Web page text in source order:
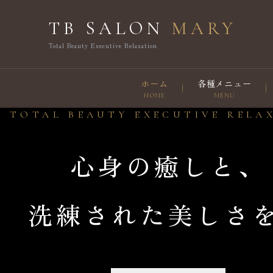
TB SALON MARY
Total Beauty Executive Relaxation
ホーム
HOME
各種メニュー
MENU
TOTAL BEAUTY EXECUTIVE
心身の癒しと、
洗練された美しさを